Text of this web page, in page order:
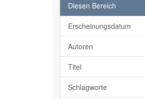
Diesen Bereich
Erscheinungsdatum
Autoren
Titel
Schlagworte